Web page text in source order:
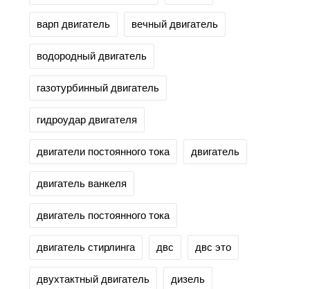
варп двигатель вечный двигатель
водородный двигатель
газотурбинный двигатель
гидроудар двигателя
двигатели постоянного тока двигатель
двигатель ванкеля
двигатель постоянного тока
двигатель стирлинга двс двс это
двухтактный двигатель дизель